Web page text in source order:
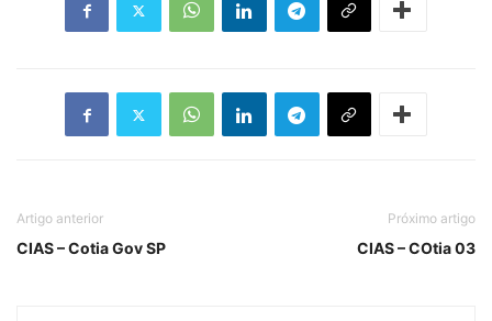
Artigo anterior
CIAS – Cotia Gov SP
Próximo artigo
CIAS – COtia 03